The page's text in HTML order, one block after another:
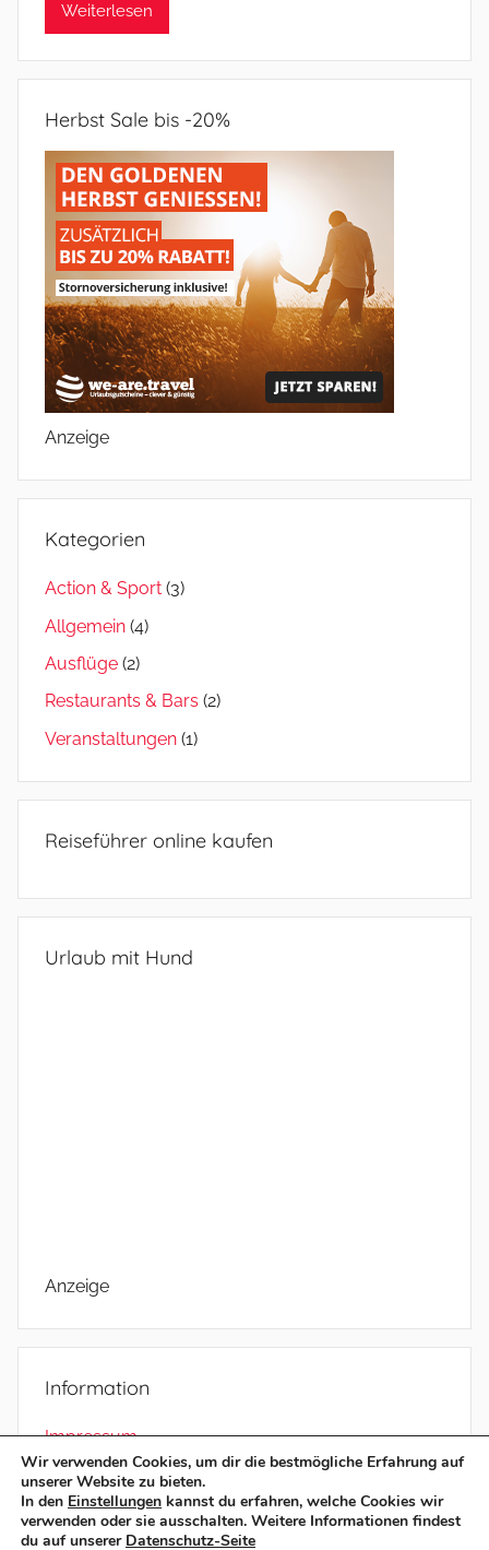
Weiterlesen
Herbst Sale bis -20%
Anzeige
Kategorien
Action & Sport (3)
Allgemein (4)
Ausflüge (2)
Restaurants & Bars (2)
Veranstaltungen (1)
Reiseführer online kaufen
Urlaub mit Hund
Anzeige
Information
Impressum
Datenschutz
Wir verwenden Cookies, um dir die bestmögliche Erfahrung auf
unserer Website zu bieten.
In den Einstellungen kannst du erfahren, welche Cookies wir
verwenden oder sie ausschalten. Weitere Informationen findest
du auf unserer Datenschutz-Seite